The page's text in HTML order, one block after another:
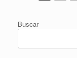
Buscar